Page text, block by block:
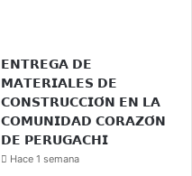
𝗘𝗡𝗧𝗥𝗘𝗚𝗔 𝗗𝗘
𝗠𝗔𝗧𝗘𝗥𝗜𝗔𝗟𝗘𝗦 𝗗𝗘
𝗖𝗢𝗡𝗦𝗧𝗥𝗨𝗖𝗖𝗜𝗢́𝗡 𝗘𝗡 𝗟𝗔
𝗖𝗢𝗠𝗨𝗡𝗜𝗗𝗔𝗗 𝗖𝗢𝗥𝗔𝗭𝗢́𝗡
𝗗𝗘 𝗣𝗘𝗥𝗨𝗚𝗔𝗖𝗛𝗜
Hace 1 semana